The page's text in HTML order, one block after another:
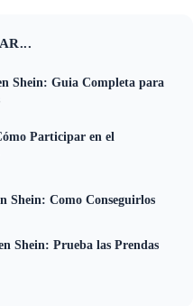
Shein: Guia Completa para
Participar en el
Shein: Como Conseguirlos
Shein: Prueba las Prendas